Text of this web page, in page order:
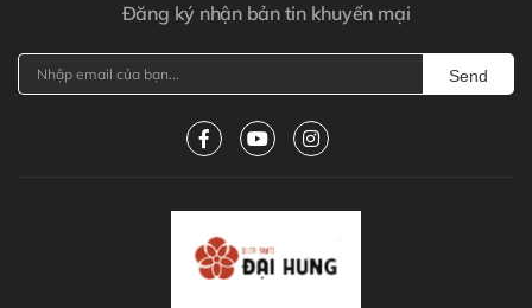
Đăng ký nhận bản tin khuyến mại
Send